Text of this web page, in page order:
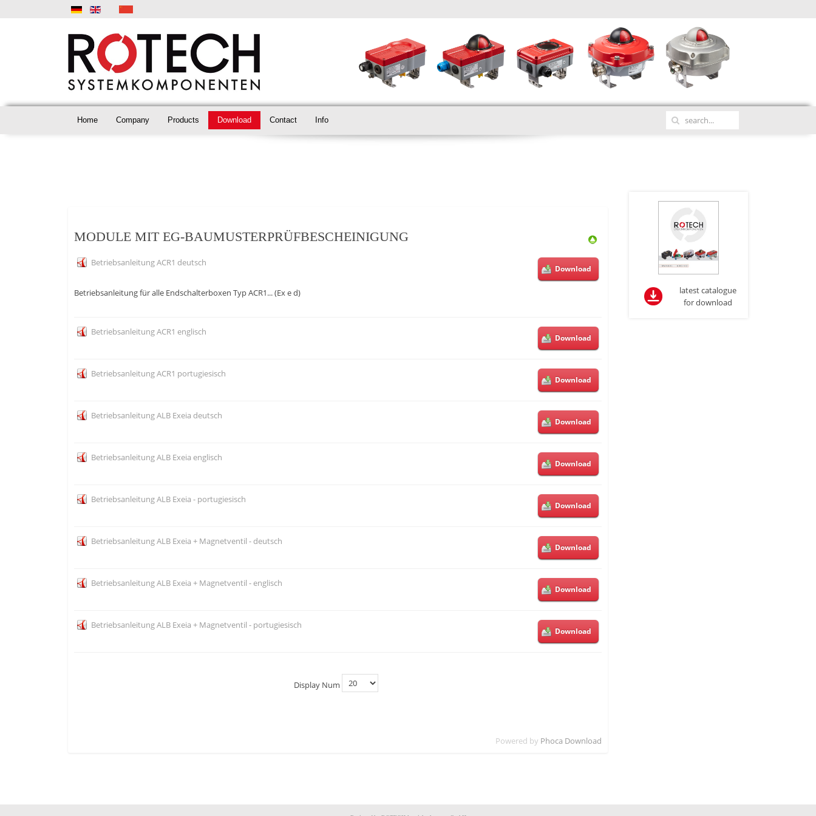
Home Company Products Download Contact Info
MODULE MIT EG-BAUMUSTERPRÜFBESCHEINIGUNG
Betriebsanleitung ACR1 deutsch
Download
Betriebsanleitung für alle Endschalterboxen Typ ACR1... (Ex e d)
Betriebsanleitung ACR1 englisch
Download
Betriebsanleitung ACR1 portugiesisch
Download
Betriebsanleitung ALB Exeia deutsch
Download
Betriebsanleitung ALB Exeia englisch
Download
Betriebsanleitung ALB Exeia - portugiesisch
Download
Betriebsanleitung ALB Exeia + Magnetventil - deutsch
Download
Betriebsanleitung ALB Exeia + Magnetventil - englisch
Download
Betriebsanleitung ALB Exeia + Magnetventil - portugiesisch
Download
Display Num
Powered by Phoca Download
latest catalogue
for download